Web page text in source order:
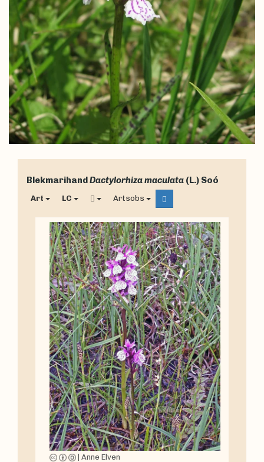
BlekmarihandDactylorhiza maculata (L.) Soó
Art LC Artsobs
| Anne Elven